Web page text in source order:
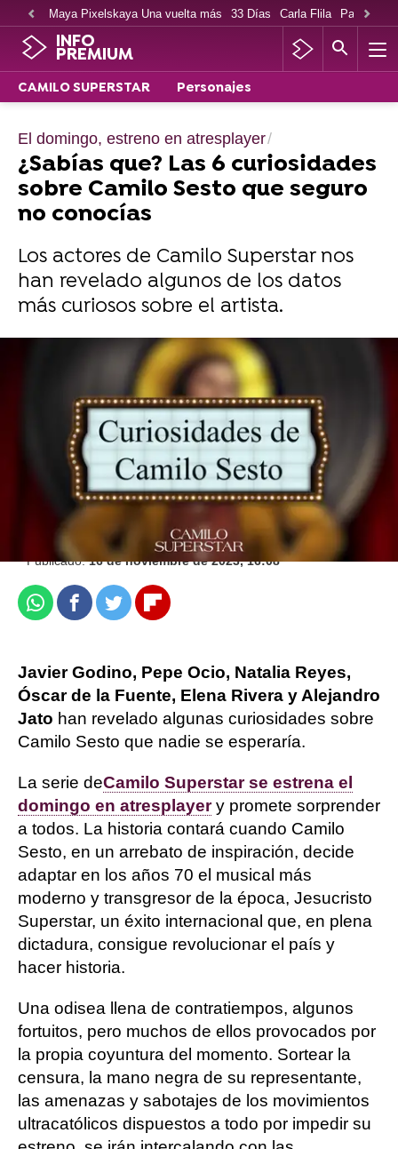
Maya Pixelskaya Una vuelta más 33 Días Carla Flila Paco
INFO
PREMIUM
CAMILO SUPERSTAR Personajes
El domingo, estreno en atresplayer
¿Sabías que? Las 6 curiosidades
sobre Camilo Sesto que seguro
no conocías
Los actores de Camilo Superstar nos
han revelado algunos de los datos
más curiosos sobre el artista.
El domingo, estreno de Camilo Superstar
en atresplayer
Jennifer Álvarez |
Ximena Rodero
Publicado:16 de noviembre de 2023, 16:08
WhatsappFacebook
TwitterFlipboard
Javier Godino, Pepe Ocio, Natalia Reyes,
Óscar de la Fuente, Elena Rivera y Alejandro
Jato han revelado algunas curiosidades sobre
Camilo Sesto que nadie se esperaría.
La serie deCamilo Superstar se estrena el
domingo en atresplayery promete sorprender
a todos. La historia contará cuando Camilo
Sesto, en un arrebato de inspiración, decide
adaptar en los años 70 el musical más
moderno y transgresor de la época, Jesucristo
Superstar, un éxito internacional que, en plena
dictadura, consigue revolucionar el país y
hacer historia.
Una odisea llena de contratiempos, algunos
fortuitos, pero muchos de ellos provocados por
la propia coyuntura del momento. Sortear la
censura, la mano negra de su representante,
las amenazas y sabotajes de los movimientos
ultracatólicos dispuestos a todo por impedir su